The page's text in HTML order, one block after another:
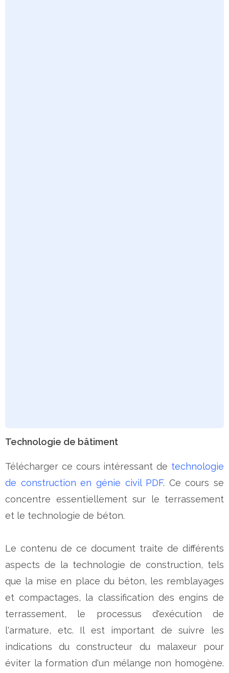
Technologie de bâtiment
Télécharger ce cours intéressant de technologie
de construction en génie civil PDF. Ce cours se
concentre essentiellement sur le terrassement
et le technologie de béton.
Le contenu de ce document traite de différents
aspects de la technologie de construction, tels
que la mise en place du béton, les remblayages
et compactages, la classification des engins de
terrassement, le processus d'exécution de
l'armature, etc. Il est important de suivre les
indications du constructeur du malaxeur pour
éviter la formation d'un mélange non homogène.